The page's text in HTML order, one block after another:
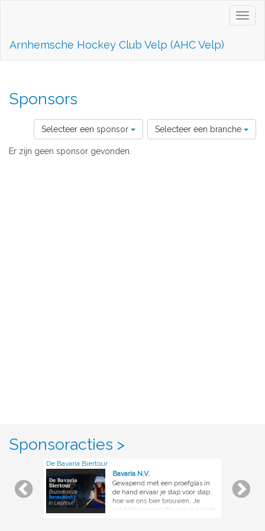
Arnhemsche Hockey Club Velp (AHC Velp)
Sponsors
Selecteer een sponsor Selecteer een branche
Er zijn geen sponsor gevonden.
Sponsoracties >
De Bavaria Biertour
Bavaria N.V.
Gewapend met een proefglas in
de hand ervaar je stap voor stap
hoe we ons bier brouwen. Je
ontdekt waarom Bavaria in blinde